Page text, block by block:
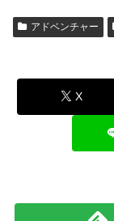
アドベンチャー
X